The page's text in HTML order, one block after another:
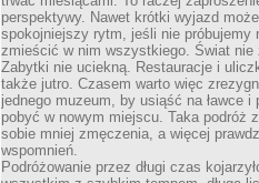
perspektywy. Nawet krótki wyjazd
spokojniejszy rytm, jeśli nie próbujemy
zmieścić w nim wszystkiego. Świat nie
Zabytki nie uciekną. Restauracje i
także jutro. Czasem warto więc
jednego muzeum, by usiąść na ławce i
pobyć w nowym miejscu. Taka podróż
sobie mniej zmęczenia, a więcej
wspomnień.
Podróżowanie przez długi czas